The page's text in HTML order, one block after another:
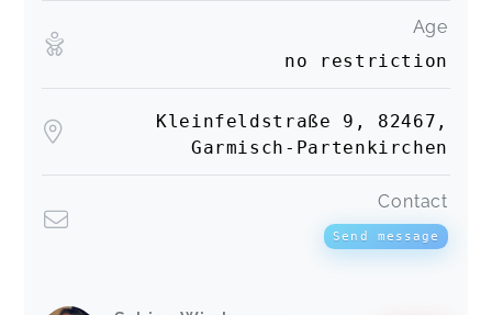
Age
no restriction
Kleinfeldstraße 9, 82467,
Garmisch-Partenkirchen
Contact
Send message